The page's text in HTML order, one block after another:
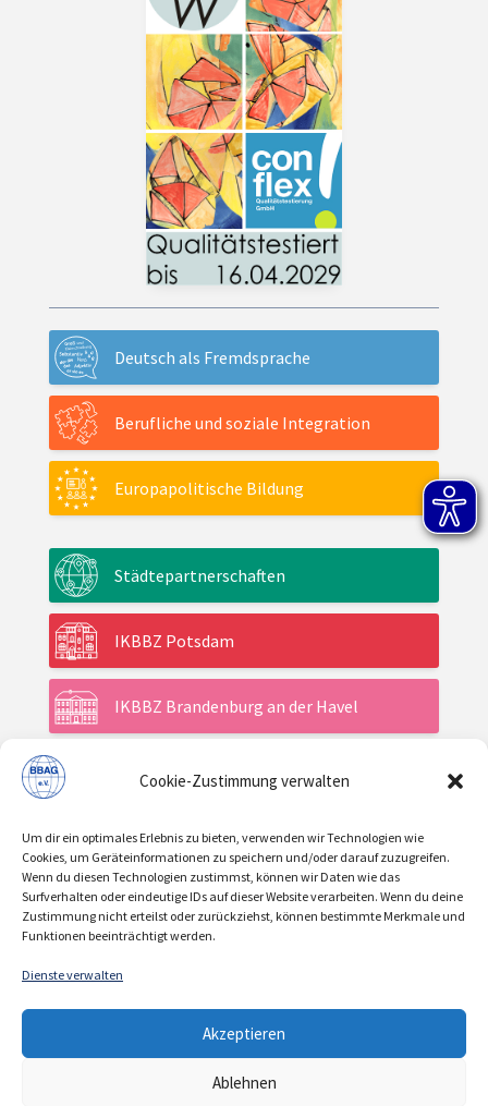
Cookie-Zustimmung verwalten
Um dir ein optimales Erlebnis zu bieten, verwenden wir Technologien wie
Cookies, um Geräteinformationen zu speichern und/oder darauf zuzugreifen.
Wenn du diesen Technologien zustimmst, können wir Daten wie das
Surfverhalten oder eindeutige IDs auf dieser Website verarbeiten. Wenn du deine
Zustimmung nicht erteilst oder zurückziehst, können bestimmte Merkmale und
Funktionen beeinträchtigt werden.
Dienste verwalten
Akzeptieren
Ablehnen
Deutsch als Fremdsprache
Berufliche und soziale Integration
Europapolitische Bildung
Städtepartnerschaften
IKBBZ Potsdam
IKBBZ Brandenburg an der Havel
Veranstaltungen
Über uns / Verein
IMPRESSUM
COOKIE-RICHTLINIE